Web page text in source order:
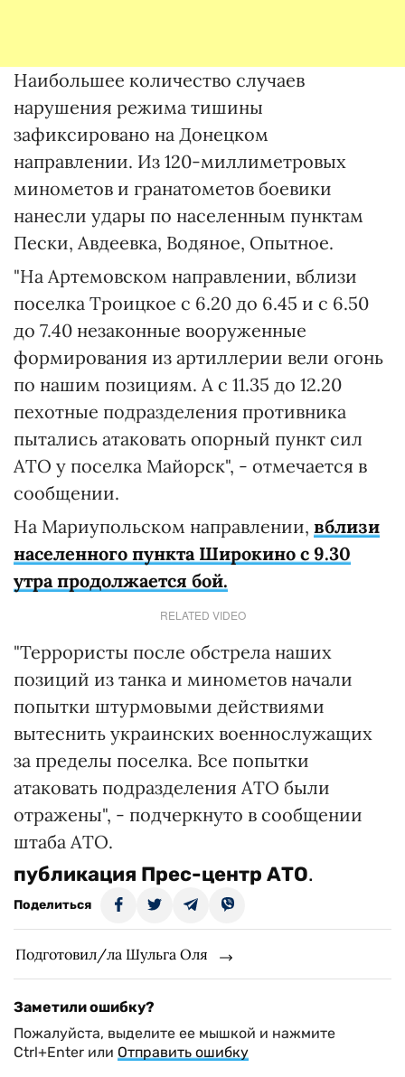
Наибольшее количество случаев
нарушения режима тишины
зафиксировано на Донецком
направлении. Из 120-миллиметровых
минометов и гранатометов боевики
нанесли удары по населенным пунктам
Пески, Авдеевка, Водяное, Опытное.
"На Артемовском направлении, вблизи
поселка Троицкое с 6.20 до 6.45 и с 6.50
до 7.40 незаконные вооруженные
формирования из артиллерии вели огонь
по нашим позициям. А с 11.35 до 12.20
пехотные подразделения противника
пытались атаковать опорный пункт сил
АТО у поселка Майорск", - отмечается в
сообщении.
На Мариупольском направлении, вблизи
населенного пункта Широкино с 9.30
утра продолжается бой.
RELATED VIDEO
"Террористы после обстрела наших
позиций из танка и минометов начали
попытки штурмовыми действиями
вытеснить украинских военнослужащих
за пределы поселка. Все попытки
атаковать подразделения АТО были
отражены", - подчеркнуто в сообщении
штаба АТО.
публикация Прес-центр АТО.
Поделиться
Подготовил/ла Шульга Оля
Заметили ошибку?
Пожалуйста, выделите ее мышкой и нажмите
Ctrl+Enter или Отправить ошибку